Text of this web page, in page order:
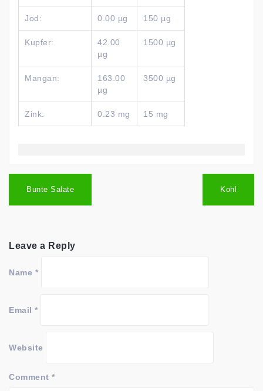
Jod: 0.00 µg 150 µg
Kupfer:
42.00
µg
1500 µg
Mangan:
163.00
µg
3500 µg
Zink: 0.23 mg 15 mg
navigation
Bunte Salate Kohl
Leave a Reply
Name *
Email *
Website
Comment *